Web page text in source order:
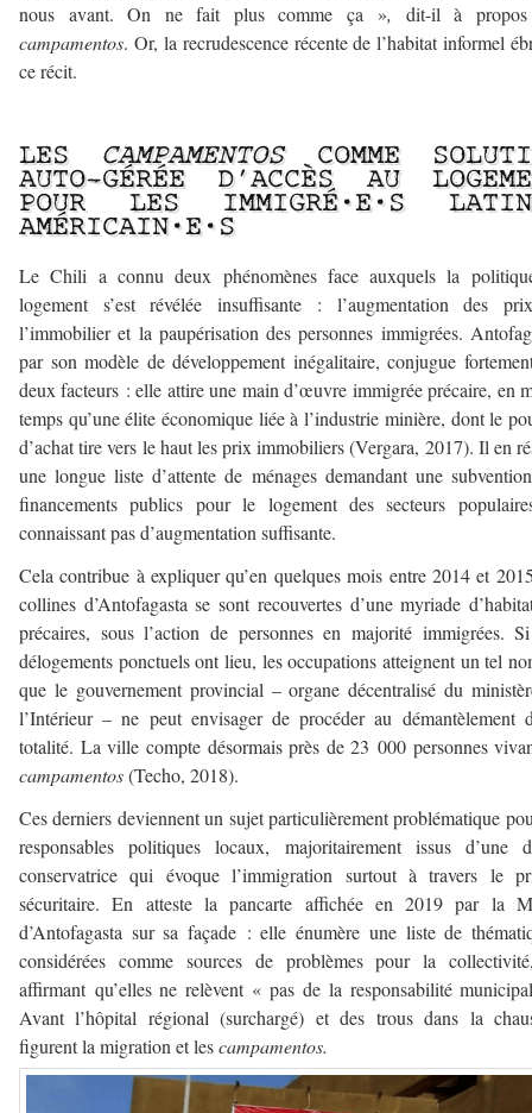
nous avant. On ne fait plus comme ça », dit-il à propos
campamentos. Or, la recrudescence récente de l’habitat informel
ce récit.
LES CAMPAMENTOSCOMME
AUTO-GÉRÉE D’ACCÈS AU
POUR LES IMMIGRÉ·E·S
AMÉRICAIN·E·S
Le Chili a connu deux phénomènes face auxquels la
logement s’est révélée insuffisante : l’augmentation des
l’immobilier et la paupérisation des personnes immigrées.
par son modèle de développement inégalitaire, conjugue
deux facteurs : elle attire une main d’œuvre immigrée précaire, en
temps qu’une élite économique liée à l’industrie minière, dont le
d’achat tire vers le haut les prix immobiliers (Vergara, 2017). Il en
une longue liste d’attente de ménages demandant une
financements publics pour le logement des secteurs
connaissant pas d’augmentation suffisante.
Cela contribue à expliquer qu’en quelques mois entre 2014 et
collines d’Antofagasta se sont recouvertes d’une myriade
précaires, sous l’action de personnes en majorité immigrées.
délogements ponctuels ont lieu, les occupations atteignent un tel
que le gouvernement provincial – organe décentralisé du
l’Intérieur – ne peut envisager de procéder au démantèlement
totalité. La ville compte désormais près de 23 000 personnes
campamentos(Techo, 2018).
Ces derniers deviennent un sujet particulièrement problématique
responsables politiques locaux, majoritairement issus d’une
conservatrice qui évoque l’immigration surtout à travers le
sécuritaire. En atteste la pancarte affichée en 2019 par la
d’Antofagasta sur sa façade : elle énumère une liste de
considérées comme sources de problèmes pour la
affirmant qu’elles ne relèvent « pas de la responsabilité
Avant l’hôpital régional (surchargé) et des trous dans la
figurent la migration et lescampamentos.